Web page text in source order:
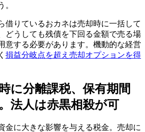
。
借りているおカネは売却時に一括して
どうしても残債を下回る金額で売る場
意する必要があります。機動的な経営
損益分岐点を超え売却オプションを得
に分離課税、保有期間
法人は赤黒相殺が可
金に大きな影響を与える税金。売却に